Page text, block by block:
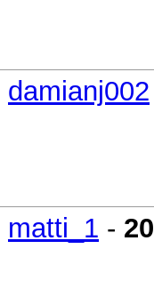
damianj002
matti_1 -